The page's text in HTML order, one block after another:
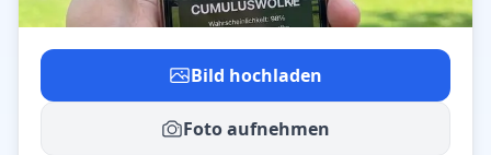
Bild hochladen
Foto aufnehmen